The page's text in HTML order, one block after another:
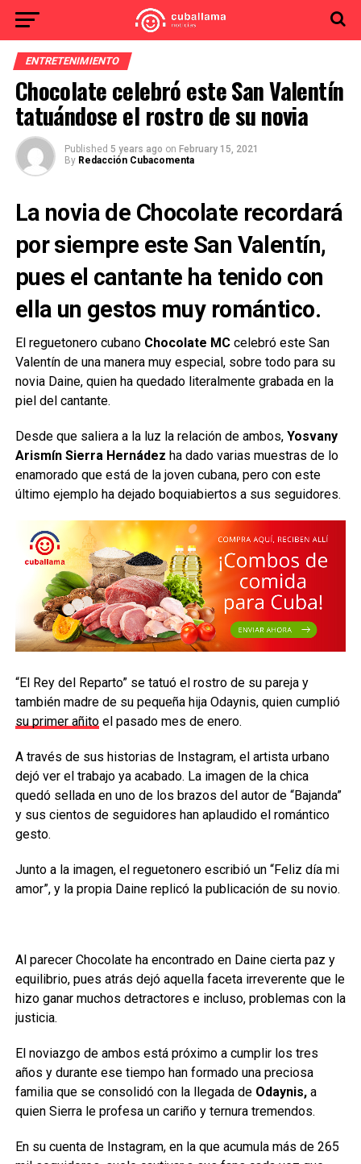
ENTRETENIMIENTO
Chocolate celebró este San Valentín
tatuándose el rostro de su novia
Published 5 years ago on February 15, 2021
By Redacción Cubacomenta
La novia de Chocolate recordará
por siempre este San Valentín,
pues el cantante ha tenido con
ella un gestos muy romántico.
El reguetonero cubano Chocolate MCcelebró este San
Valentín de una manera muy especial, sobre todo para su
novia Daine, quien ha quedado literalmente grabada en la
piel del cantante.
Desde que saliera a la luz la relación de ambos, Yosvany
Arismín Sierra Hernádez ha dado varias muestras de lo
enamorado que está de la joven cubana, pero con este
último ejemplo ha dejado boquiabiertos a sus seguidores.
“El Rey del Reparto” se tatuó el rostro de su pareja y
también madre de su pequeña hija Odaynis, quien cumplió
su primer añitoel pasado mes de enero.
A través de sus historias de Instagram, el artista urbano
dejó ver el trabajo ya acabado. La imagen de la chica
quedó sellada en uno de los brazos del autor de “Bajanda”
y sus cientos de seguidores han aplaudido el romántico
gesto.
Junto a la imagen, el reguetonero escribió un “Feliz día mi
amor”, y la propia Daine replicó la publicación de su novio.
Al parecer Chocolate ha encontrado en Daine cierta paz y
equilibrio, pues atrás dejó aquella faceta irreverente que le
hizo ganar muchos detractores e incluso, problemas con la
justicia.
El noviazgo de ambos está próximo a cumplir los tres
años y durante ese tiempo han formado una preciosa
familia que se consolidó con la llegada de Odaynis, a
quien Sierra le profesa un cariño y ternura tremendos.
En su cuenta de Instagram, en la que acumula más de 265